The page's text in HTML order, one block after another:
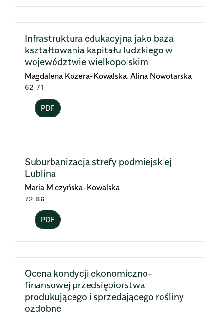
Infrastruktura edukacyjna jako baza
kształtowania kapitału ludzkiego w
województwie wielkopolskim
Magdalena Kozera-Kowalska, Alina Nowotarska
62-71
PDF
Suburbanizacja strefy podmiejskiej
Lublina
Maria Miczyńska-Kowalska
72-86
PDF
Ocena kondycji ekonomiczno-
finansowej przedsiębiorstwa
produkującego i sprzedającego rośliny
ozdobne